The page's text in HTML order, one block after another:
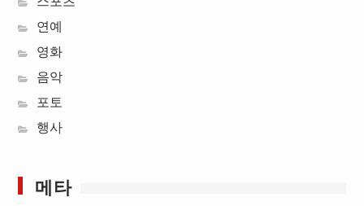
연예
영화
음악
포토
행사
메타